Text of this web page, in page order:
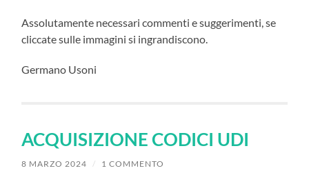
Assolutamente necessari commenti e suggerimenti, se
cliccate sulle immagini si ingrandiscono.
Germano Usoni
ACQUISIZIONE CODICI UDI
8 MARZO 2024 / 1 COMMENTO